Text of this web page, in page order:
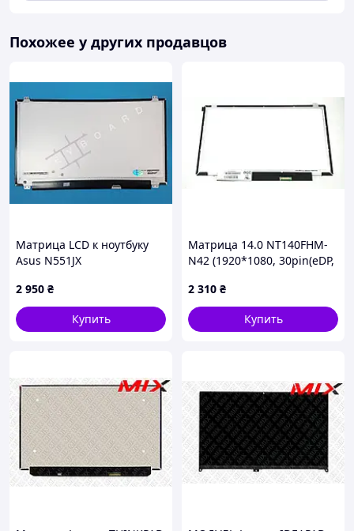
Похожее у других продавцов
Матрица LCD к ноутбуку
Asus N551JX
2 950 ₴
Купить
Матрица 14.0 NT140FHM-
N42 (1920*1080, 30pin(eDP,
(вертикальные ушки),
матовая, разъем справа
снизу)
2 310 ₴
Купить